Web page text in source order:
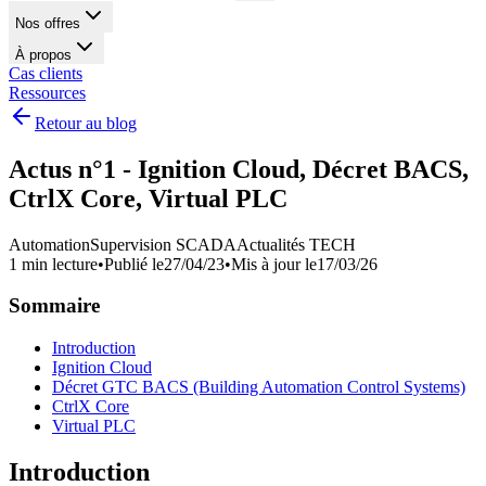
Nos offres
À propos
Cas clients
Ressources
Retour au blog
Actus n°1 - Ignition Cloud, Décret BACS,
CtrlX Core, Virtual PLC
AutomationSupervision SCADAActualités TECH
1 min lecture•Publié le27/04/23•Mis à jour le17/03/26
Sommaire
Introduction
Ignition Cloud
Décret GTC BACS (Building Automation Control Systems)
CtrlX Core
Virtual PLC
Introduction